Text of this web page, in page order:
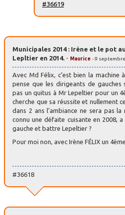
#36619
Municipales 2014 : Irène et le pot
Lepltier en 2014. - Maurice - 9
Avec Md Félix, c’est bien la machine
pense que les dirigeants de
pas un quitus à Mr Lepeltier pour un
cherche que sa réussite et nullement
dans 2 ans l’ambiance ne sera pas la
connu une défaite cuisante en 2008,
gauche et battre Lepeltier ?
Pour moi non, avec Irène FÉLIX un
#36618